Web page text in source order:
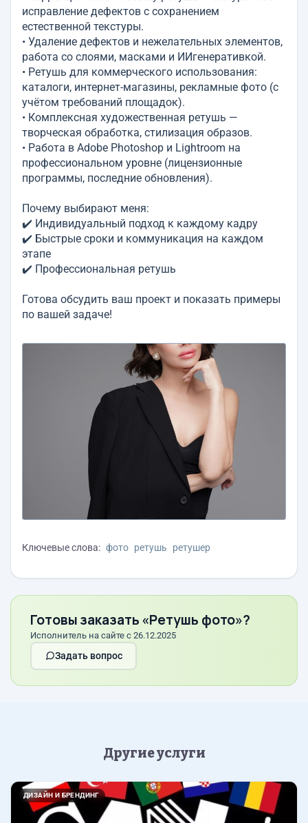
исправление дефектов с сохранением
естественной текстуры.
• Удаление дефектов и нежелательных элементов,
работа со слоями, масками и ИИгенеративкой.
• Ретушь для коммерческого использования:
каталоги, интернет-магазины, рекламные фото (с
учётом требований площадок).
• Комплексная художественная ретушь —
творческая обработка, стилизация образов.
• Работа в Adobe Photoshop и Lightroom на
профессиональном уровне (лицензионные
программы, последние обновления).
Почему выбирают меня:
✔️ Индивидуальный подход к каждому кадру
✔️ Быстрые сроки и коммуникация на каждом
этапе
✔️ Профессиональная ретушь
Готова обсудить ваш проект и показать примеры
по вашей задаче!
Ключевые слова: фото ретушь ретушер
Готовы заказать «Ретушь фото»?
Исполнитель на сайте с 26.12.2025
Задать вопрос
Другие услуги
ДИЗАЙН И БРЕНДИНГ